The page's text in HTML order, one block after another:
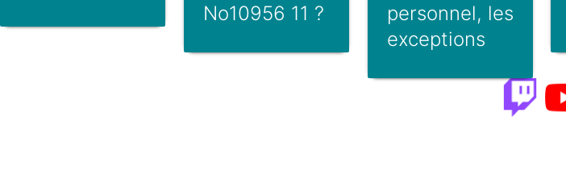
No10956 11 ?
personnel, les
exceptions